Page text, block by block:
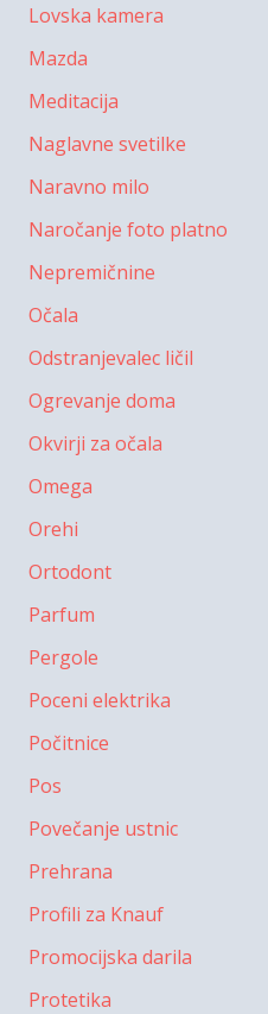
Lovska kamera
Mazda
Meditacija
Naglavne svetilke
Naravno milo
Naročanje foto platno
Nepremičnine
Očala
Odstranjevalec ličil
Ogrevanje doma
Okvirji za očala
Omega
Orehi
Ortodont
Parfum
Pergole
Poceni elektrika
Počitnice
Pos
Povečanje ustnic
Prehrana
Profili za Knauf
Promocijska darila
Protetika